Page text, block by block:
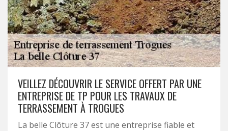
VEILLEZ DÉCOUVRIR LE SERVICE OFFERT PAR UNE
ENTREPRISE DE TP POUR LES TRAVAUX DE
TERRASSEMENT À TROGUES
La belle Clôture 37 est une entreprise fiable et